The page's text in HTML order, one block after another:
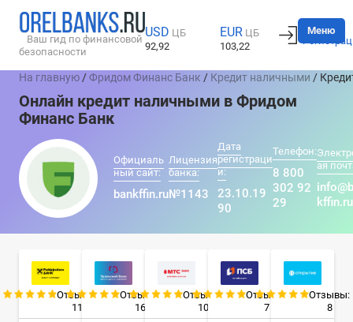
Ваш гид по финансовой
безопасности
USD ЦБ
92,92
EUR ЦБ
103,22
Вход
Меню
На главную /Фридом Финанс Банк / Кредит наличными /
Онлайн кредит наличными в Фридом
Финанс Банк
Официаль
ный сайт:
bankffin.ru
Лицензия
банка:
№1143
Дата
регистраци
и:
23.10.19
90
Телефон:
8 800
302 92
29
ая
kffin.ru
Отзывы:
11
Отзывы:
16
Отзывы:
10
Отзывы:
7
Отзывы:
8